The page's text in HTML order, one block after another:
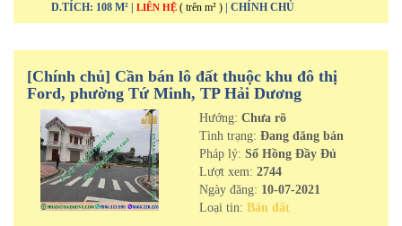
D.TÍCH: 108 M² | LIÊN HỆ ( trên m² ) | CHÍNH CHỦ
[Chính chủ] Cần bán lô đất thuộc khu đô thị
Ford, phường Tứ Minh, TP Hải Dương
Hướng: Chưa rõ
Tình trạng: Đang đăng bán
Pháp lý: Sổ Hồng Đầy Đủ
Lượt xem: 2744
Ngày đăng: 10-07-2021
Loại tin: Bán đất